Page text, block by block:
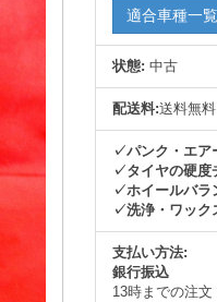
適合車種一
状態: 中古
配送料:送料無料
✓パンク・エア
✓タイヤの硬度
✓ホイールバラ
✓洗浄・ワック
支払い方法:
銀行振込
13時までの注文